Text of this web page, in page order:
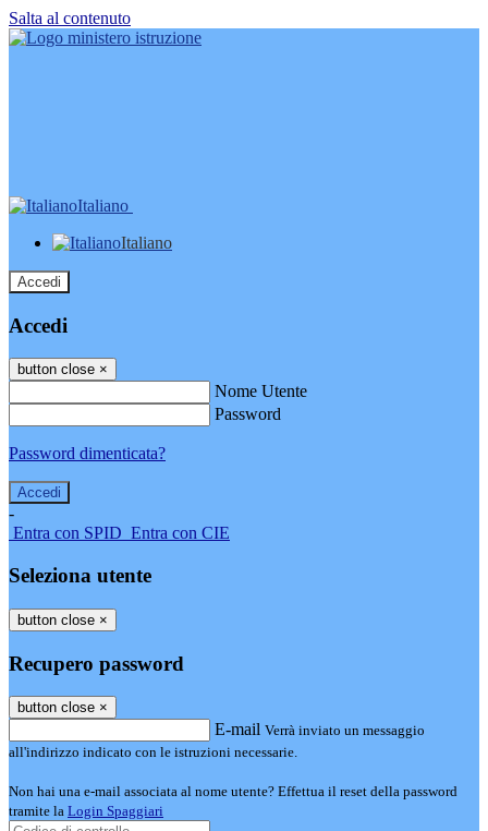
Salta al contenuto
Italiano
Italiano
Accedi
Accedi
button close ×
Nome Utente
Password
Password dimenticata?
-
Entra con SPID Entra con CIE
Seleziona utente
button close ×
Recupero password
button close ×
E-mail Verrà inviato un messaggio
all'indirizzo indicato con le istruzioni necessarie.
Non hai una e-mail associata al nome utente? Effettua il reset della password
tramite la Login Spaggiari